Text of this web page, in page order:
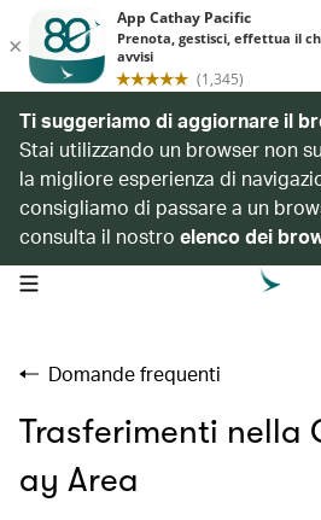
Ti suggeriamo di aggiornare il
Stai utilizzando un browser non
la migliore esperienza di
consigliamo di passare a un
consulta il nostro elenco dei
open navigation menu
Domande frequenti
Trasferimenti nella
ay Area